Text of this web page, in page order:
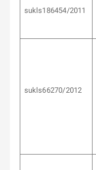
sukls186454/2011
sukls66270/2012